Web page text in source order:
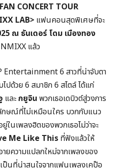
CONCERT TOUR
LAB> แฟนคอนสุดพิเศษที่จะ
ณ ธันเดอร์ โดม เมืองทอง
แล้ว
Entertainment 6 สาวที่น่าจับตา
ปด้วย 6 สมาชิก 6 สไตล์ ได้แก่
และกยูจิน พวกเธอเดบิวต์สู่วงการ
กษณ์ที่ไม่เหมือนใคร บวกกับแนว
นเพลงฮิตของพวกเธอไม่ว่าจะ
Me Like This ที่ฟังแล้วให้
ยความแปลกใหม่จากเพลงของ
ป็นที่น่าสนใจจากแฟนเพลงเคป๊อ